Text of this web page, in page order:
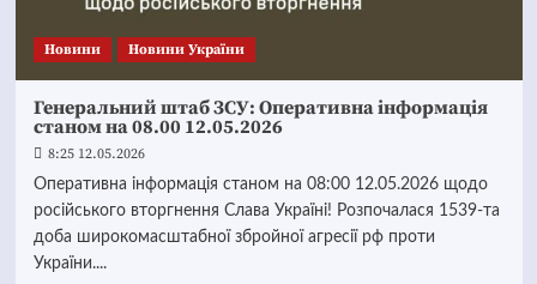
Новини Новини України
Генеральний штаб ЗСУ: Оперативна інформація
станом на 08.00 12.05.2026
8:25 12.05.2026
Оперативна інформація станом на 08:00 12.05.2026 щодо
російського вторгнення Слава Україні! Розпочалася 1539-та
доба широкомасштабної збройної агресії рф проти
України....